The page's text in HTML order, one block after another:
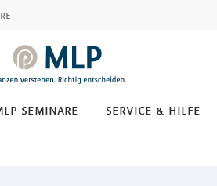
seminare service & hilfe